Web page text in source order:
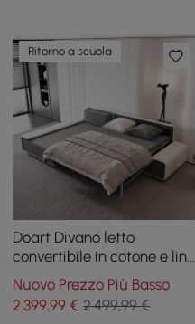
Ritorno a scuola
Doart Divano letto
convertibile in cotone e lino
108,3 pollici modulare ad
angolo a forma di L a 4
posti
Nuovo Prezzo Più Basso
2.399,99 € 2.499,99 €